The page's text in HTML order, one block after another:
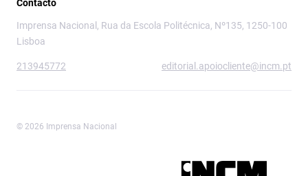
Contacto
Imprensa Nacional, Rua da Escola Politécnica, Nº135, 1250-100
Lisboa
213945772 editorial.apoiocliente@incm.pt
© 2026 Imprensa Nacional